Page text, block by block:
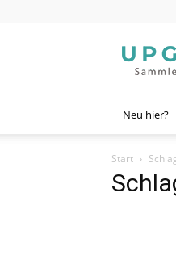
Neu hier?
Start